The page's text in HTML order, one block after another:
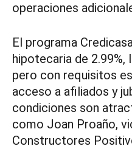
operaciones
El programa
hipotecaria de 2.99%,
pero con requisitos
acceso a afiliados y
condiciones son
como Joan Proaño,
Constructores